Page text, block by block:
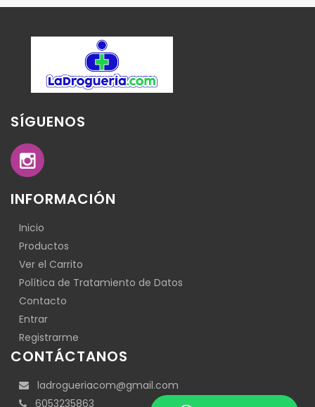
SÍGUENOS
INFORMACIÓN
Inicio
Productos
Ver el Carrito
Política de Tratamiento de Datos
Contacto
Entrar
Registrarme
CONTÁCTANOS
ladrogueriacom@gmail.com
6053235863